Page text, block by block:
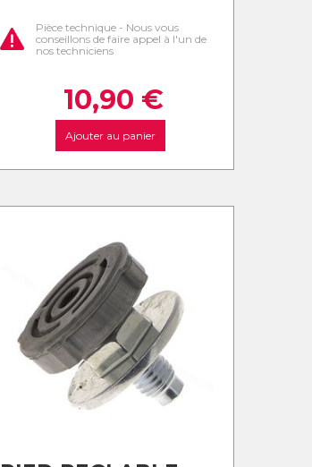
Pièce technique - Nous vous
conseillons de faire appel à l'un de
nos techniciens
10,90 €
Ajouter au panier